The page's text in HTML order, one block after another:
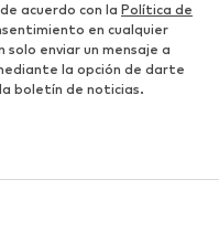
acuerdo con la Política de
en cualquier
enviar un mensaje a
la opción de darte
boletín de noticias.